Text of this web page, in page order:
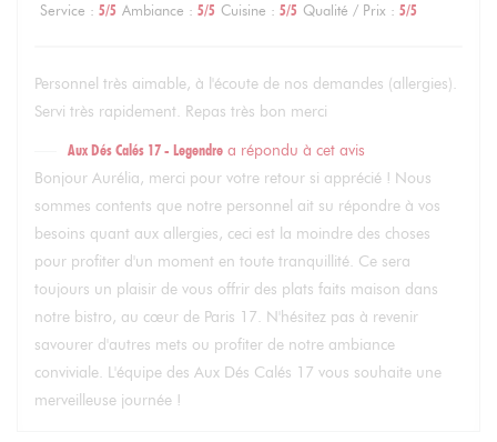
Service : 5/5 Ambiance : 5/5 Cuisine : 5/5 Qualité / Prix : 5/5
Personnel très aimable, à l'écoute de nos demandes (allergies).
Servi très rapidement. Repas très bon merci
Aux Dés Calés 17 - Legendre a répondu à cet avis
Bonjour Aurélia, merci pour votre retour si apprécié ! Nous
sommes contents que notre personnel ait su répondre à vos
besoins quant aux allergies, ceci est la moindre des choses
pour profiter d'un moment en toute tranquillité. Ce sera
toujours un plaisir de vous offrir des plats faits maison dans
notre bistro, au cœur de Paris 17. N'hésitez pas à revenir
savourer d'autres mets ou profiter de notre ambiance
conviviale. L'équipe des Aux Dés Calés 17 vous souhaite une
merveilleuse journée !